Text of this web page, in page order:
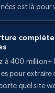
shop's
inventory id,
est là pour
à 400 million+
pour extraire
quel site